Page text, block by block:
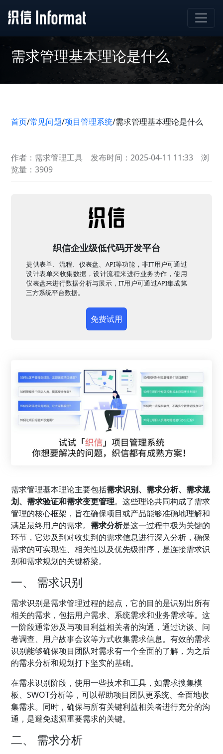
需求管理基本理论是什么
首页/常见问题/项目管理系统/需求管理基本理论是什么
作者：需求管理工具 发布时间：2025-04-11 11:33
浏
览量：3909
织信企业级低代码开发平台
提供表单、流程、仪表盘、API等功能，非IT用户可通过
设计表单来收集数据，设计流程来进行业务协作，使用
仪表盘来进行数据分析与展示，IT用户可通过API集成第
三方系统平台数据。
免费试用
需求管理基本理论主要包括需求识别、需求分析、需求规
划、需求验证和需求变更管理。这些理论共同构成了需求
管理的核心框架，旨在确保项目或产品能够准确地理解和
满足最终用户的需求。 需求分析是这一过程中极为关键的
环节，它涉及到对收集到的需求信息进行深入分析，确保
需求的可实现性、相关性以及优先级排序，是连接需求识
别和需求规划的关键桥梁。
一、 需求识别
需求识别是需求管理过程的起点，它的目的是识别出所有
相关的需求，包括用户需求、系统需求和业务需求等。这
一阶段通常涉及与项目利益相关者的沟通，通过访谈、问
卷调查、用户故事会议等方式收集需求信息。有效的需求
识别能够确保项目团队对需求有一个全面的了解，为之后
的需求分析和规划打下坚实的基础。
在需求识别阶段，使用一些技术和工具，如需求搜集模
板、SWOT分析等，可以帮助项目团队更系统、全面地收
集需求。同时，确保与所有关键利益相关者进行充分的沟
通，是避免遗漏重要需求的关键。
二、 需求分析